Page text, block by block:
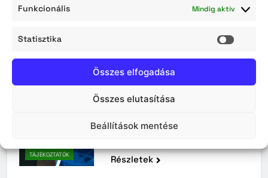
Funkcionális Mindig aktív
Statisztika
Összes elfogadása
Összes elutasítása
Beállítások mentése
TÁJÉKOZTATÓK
évre történő óvodai
TÁJÉKOZTATÓK
Részletek